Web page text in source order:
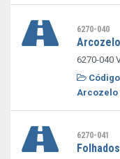
6270-040
6270-040
Arcozelo
6270-041